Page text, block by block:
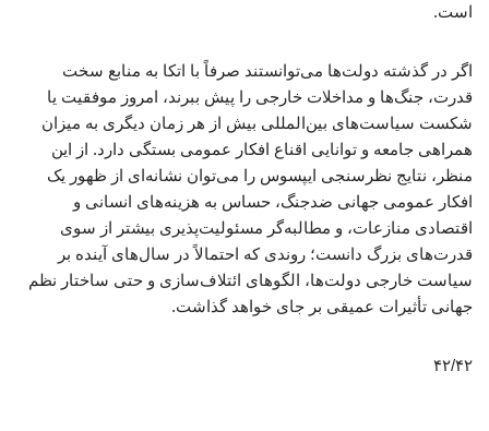
است.
اگر در گذشته دولت‌ها می‌توانستند صرفاً با اتکا به منابع سخت
قدرت، جنگ‌ها و مداخلات خارجی را پیش ببرند، امروز موفقیت یا
شکست سیاست‌های بین‌المللی بیش از هر زمان دیگری به میزان
همراهی جامعه و توانایی اقناع افکار عمومی بستگی دارد. از این
منظر، نتایج نظرسنجی ایپسوس را می‌توان نشانه‌ای از ظهور یک
افکار عمومی جهانی ضدجنگ، حساس به هزینه‌های انسانی و
اقتصادی منازعات، و مطالبه‌گر مسئولیت‌پذیری بیشتر از سوی
قدرت‌های بزرگ دانست؛ روندی که احتمالاً در سال‌های آینده بر
سیاست خارجی دولت‌ها، الگوهای ائتلاف‌سازی و حتی ساختار نظم
جهانی تأثیرات عمیقی بر جای خواهد گذاشت.
۴۲/۴۲